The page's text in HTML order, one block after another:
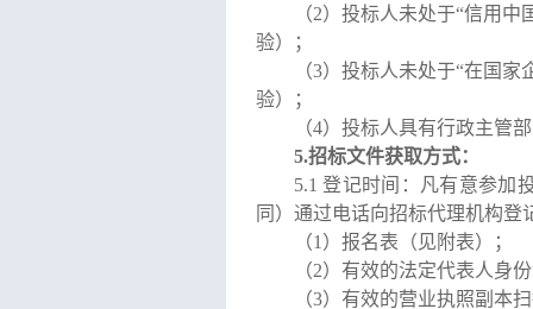
（2）投标人未处于“信用中
验）；
（3）投标人未处于“在国家
验）
；
（4）投标人具有行政主管
5.招标文件获取方式：
5.1登记时间：凡有意参加
同）通过电话向招标代理机构
（1 ）报名表（见附表）；
（2）有效的法定代表人身
（3）有效的营业执照副本